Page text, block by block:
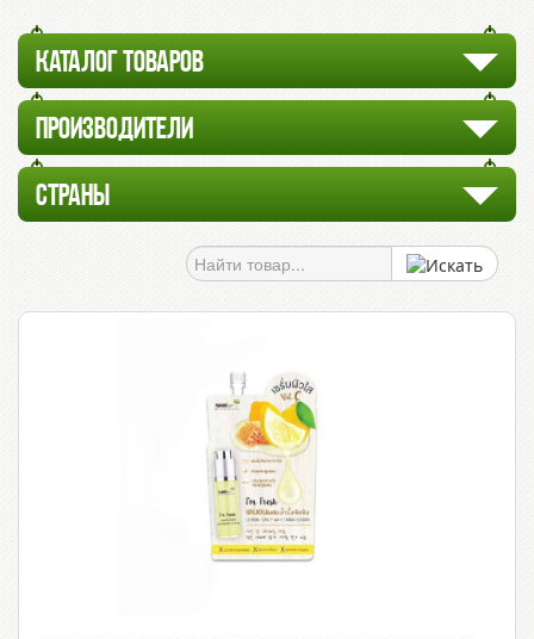
КАТАЛОГ ТОВАРОВ
ПРОИЗВОДИТЕЛИ
СТРАНЫ